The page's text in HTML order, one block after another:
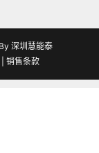
深圳慧能泰
销售条款